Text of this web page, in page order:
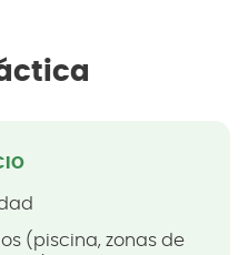
(piscina, zonas de